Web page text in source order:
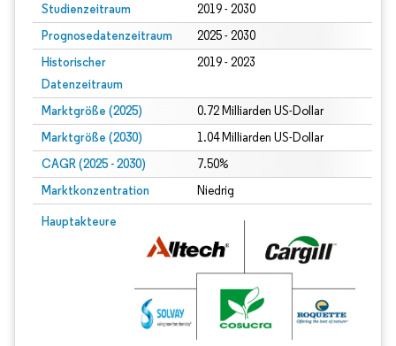
Studienzeitraum 2019 - 2030
Prognosedatenzeitraum 2025 - 2030
Historischer
Datenzeitraum
2019 - 2023
Marktgröße (2025) 0.72 Milliarden US-Dollar
Marktgröße (2030) 1.04 Milliarden US-Dollar
CAGR (2025 - 2030) 7.50%
Marktkonzentration Niedrig
Hauptakteure